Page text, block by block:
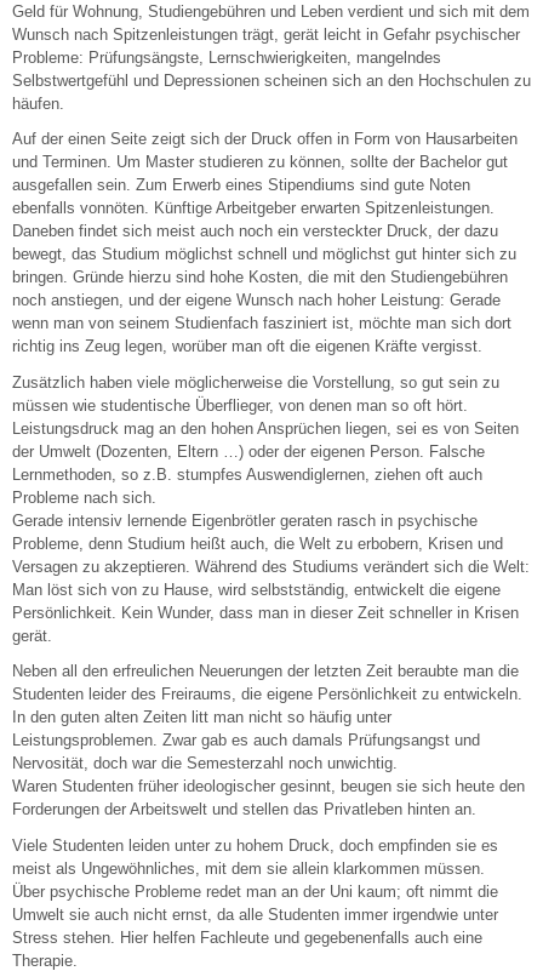
Geld für Wohnung, Studiengebühren und Leben verdient und sich mit dem
Wunsch nach Spitzenleistungen trägt, gerät leicht in Gefahr psychischer
Probleme: Prüfungsängste, Lernschwierigkeiten, mangelndes
Selbstwertgefühl und Depressionen scheinen sich an den Hochschulen zu
häufen.
Auf der einen Seite zeigt sich der Druck offen in Form von Hausarbeiten
und Terminen. Um Master studieren zu können, sollte der Bachelor gut
ausgefallen sein. Zum Erwerb eines Stipendiums sind gute Noten
ebenfalls vonnöten. Künftige Arbeitgeber erwarten Spitzenleistungen.
Daneben findet sich meist auch noch ein versteckter Druck, der dazu
bewegt, das Studium möglichst schnell und möglichst gut hinter sich zu
bringen. Gründe hierzu sind hohe Kosten, die mit den Studiengebühren
noch anstiegen, und der eigene Wunsch nach hoher Leistung: Gerade
wenn man von seinem Studienfach fasziniert ist, möchte man sich dort
richtig ins Zeug legen, worüber man oft die eigenen Kräfte vergisst.
Zusätzlich haben viele möglicherweise die Vorstellung, so gut sein zu
müssen wie studentische Überflieger, von denen man so oft hört.
Leistungsdruck mag an den hohen Ansprüchen liegen, sei es von Seiten
der Umwelt (Dozenten, Eltern …) oder der eigenen Person. Falsche
Lernmethoden, so z.B. stumpfes Auswendiglernen, ziehen oft auch
Probleme nach sich.
Gerade intensiv lernende Eigenbrötler geraten rasch in psychische
Probleme, denn Studium heißt auch, die Welt zu erbobern, Krisen und
Versagen zu akzeptieren. Während des Studiums verändert sich die Welt:
Man löst sich von zu Hause, wird selbstständig, entwickelt die eigene
Persönlichkeit. Kein Wunder, dass man in dieser Zeit schneller in Krisen
gerät.
Neben all den erfreulichen Neuerungen der letzten Zeit beraubte man die
Studenten leider des Freiraums, die eigene Persönlichkeit zu entwickeln.
In den guten alten Zeiten litt man nicht so häufig unter
Leistungsproblemen. Zwar gab es auch damals Prüfungsangst und
Nervosität, doch war die Semesterzahl noch unwichtig.
Waren Studenten früher ideologischer gesinnt, beugen sie sich heute den
Forderungen der Arbeitswelt und stellen das Privatleben hinten an.
Viele Studenten leiden unter zu hohem Druck, doch empfinden sie es
meist als Ungewöhnliches, mit dem sie allein klarkommen müssen.
Über psychische Probleme redet man an der Uni kaum; oft nimmt die
Umwelt sie auch nicht ernst, da alle Studenten immer irgendwie unter
Stress stehen. Hier helfen Fachleute und gegebenenfalls auch eine
Therapie.